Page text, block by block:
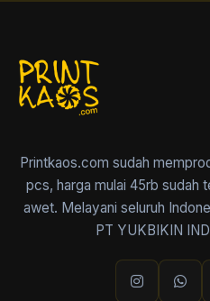
Printkaos.com sudah
pcs, harga mulai 45rb sudah
awet. Melayani seluruh
PT YUKBIKIN